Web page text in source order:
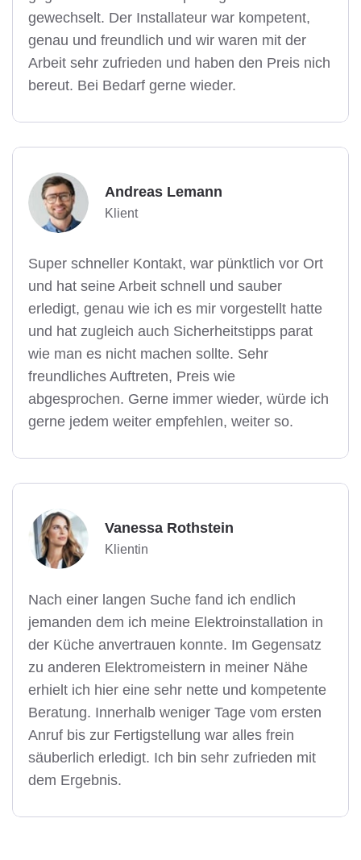
gewechselt. Der Installateur war kompetent,
genau und freundlich und wir waren mit der
Arbeit sehr zufrieden und haben den Preis nich
bereut. Bei Bedarf gerne wieder.
Andreas Lemann
Klient
Super schneller Kontakt, war pünktlich vor Ort
und hat seine Arbeit schnell und sauber
erledigt, genau wie ich es mir vorgestellt hatte
und hat zugleich auch Sicherheitstipps parat
wie man es nicht machen sollte. Sehr
freundliches Auftreten, Preis wie
abgesprochen. Gerne immer wieder, würde ich
gerne jedem weiter empfehlen, weiter so.
Vanessa Rothstein
Klientin
Nach einer langen Suche fand ich endlich
jemanden dem ich meine Elektroinstallation in
der Küche anvertrauen konnte. Im Gegensatz
zu anderen Elektromeistern in meiner Nähe
erhielt ich hier eine sehr nette und kompetente
Beratung. Innerhalb weniger Tage vom ersten
Anruf bis zur Fertigstellung war alles frein
säuberlich erledigt. Ich bin sehr zufrieden mit
dem Ergebnis.